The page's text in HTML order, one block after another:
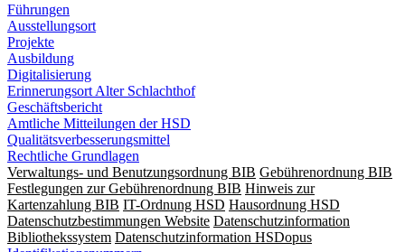
Führungen
Ausstellungsort
Projekte
Ausbildung
Digitalisierung
Erinnerungsort Alter Schlachthof
Geschäftsbericht
Amtliche Mitteilungen der HSD
Qualitätsverbesserungsmittel
Rechtliche Grundlagen
Verwaltungs- und Benutzungsordnung BIB Gebührenordnung BIB
Festlegungen zur Gebührenordnung BIB Hinweis zur
Kartenzahlung BIB IT-Ordnung HSD Hausordnung HSD
Datenschutzbestimmungen Website Datenschutzinformation
Bibliothekssystem Datenschutzinformation HSDopus